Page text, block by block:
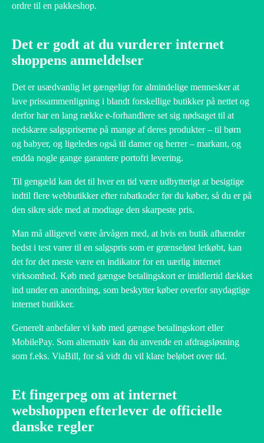
ordre til en pakkeshop.
Det er godt at du vurderer internet
shoppens anmeldelser
Det er usædvanlig let gængeligt for almindelige mennesker at
lave prissammenligning i blandt forskellige butikker på nettet og
derfor har en lang række e-forhandlere set sig nødsaget til at
nedskære salgspriserne på mange af deres produkter – til børn
og babyer, og ligeledes også til damer og herrer – markant, og
endda nogle gange garantere portofri levering.
Til gengæld kan det til hver en tid være udbytterigt at besigtige
indtil flere webbutikker efter rabatkoder før du køber, så du er på
den sikre side med at modtage den skarpeste pris.
Man må alligevel være årvågen med, at hvis en butik afhænder
bedst i test varer til en salgspris som er grænseløst letkøbt, kan
det for det meste være en indikator for en uærlig internet
virksomhed. Køb med gængse betalingskort er imidlertid dækket
ind under en anordning, som beskytter køber overfor snydagtige
internet butikker.
Generelt anbefaler vi køb med gængse betalingskort eller
MobilePay. Som alternativ kan du anvende en afdragsløsning
som f.eks. ViaBill, for så vidt du vil klare beløbet over tid.
Et fingerpeg om at internet
webshoppen efterlever de officielle
danske regler